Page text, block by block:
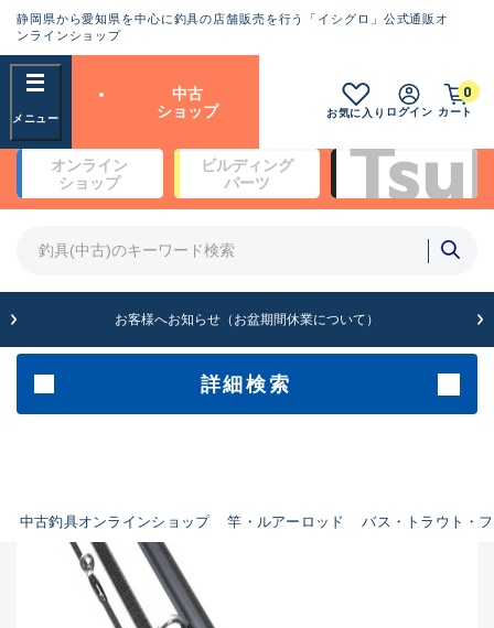
静岡県から愛知県を中心に釣具の店舗販売を行う「イシグロ」公式通販オ
ンラインショップ
中古
ショップ
お気に入り ログイン カート
0
オンライン
ショップ
ビルディング
パーツ
お客様へお知らせ（お盆期間休業について）
詳細検索
中古釣具オンラインショップ 竿・ルアーロッド バス・トラウト・
フリーワード
商品カテゴリ
竿・ルアーロッド(64369)
その他・雑品(1063)
イシグロフレスポ鈴鹿店
イシグロ津高茶屋店
ランクとは？
良
SA
新古品（メーカー問屋から仕
入れた未使用品）
※店頭展示時の置き傷が付いている
ものも含む
傷が極めて少ない極上品